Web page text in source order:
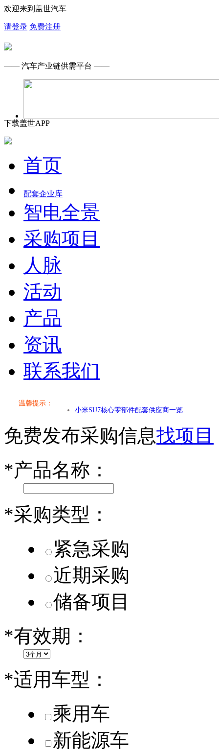
欢迎来到盖世汽车
请登录 免费注册
—— 汽车产业链供需平台 ——
下载盖世APP
首页
配套企业库
智电全景
采购项目
人脉
活动
产品
资讯
联系我们
温馨提示：
第二代 AION V核心零部件配套供应商一览
小米SU7核心零部件配套供应商一览
乐道L60核心零部件配套供应商一览
第二代 AION V核心零部件配套供应商一览
免费发布采购信息找项目
*产品名称：
*采购类型：
紧急采购
近期采购
储备项目
*有效期：
*适用车型：
乘用车
新能源车